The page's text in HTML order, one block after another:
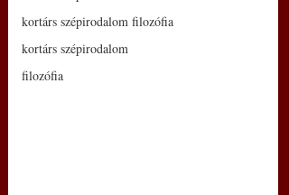
kortárs szépirodalom filozófia
kortárs szépirodalom
filozófia